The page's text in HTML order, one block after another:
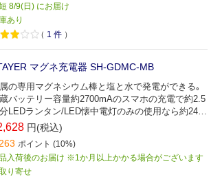
8/9(日) にお届け
あり
（ 1 件 ）
マグネ充電器 SH-GDMC-MB
の専用マグネシウム棒と塩と水で発電ができる｡
バッテリー容量約2700mAのスマホの充電で約2.5
LEDランタン/LED懐中電灯のみの使用なら約24時
マグネシウム棒1本の使用目安になります｡
円(税込)
ポイント (10%)
入荷後のお届け ※1か月以上かかる場合がございます
り寄せ